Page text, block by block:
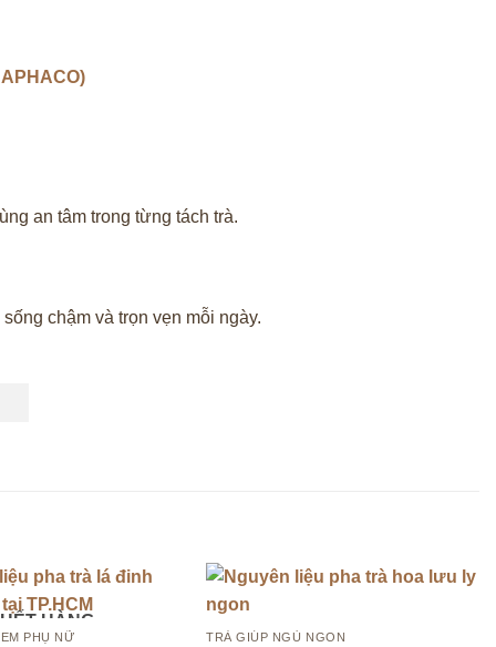
an tâm trong từng tách trà.
chậm và trọn vẹn mỗi ngày.
HẾT HÀNG
PHỤ NỮ TRÀ GIÚP NGỦ NGON